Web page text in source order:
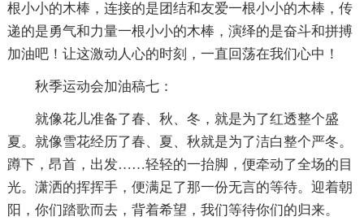
根小小的木棒，连接的是团结和友爱一根小小的木棒，传
递的是勇气和力量一根小小的木棒，演绎的是奋斗和拼搏
加油吧！让这激动人心的时刻，一直回荡在我们心中！
秋季运动会加油稿七：
就像花儿准备了春、秋、冬，就是为了红透整个盛
夏。就像雪花经历了春、夏、秋就是为了洁白整个严冬。
蹲下，昂首，出发……轻轻的一抬脚，便牵动了全场的目
光。潇洒的挥挥手，便满足了那一份无言的等待。迎着朝
阳，你们踏歌而去，背着希望，我们等待你们的归来。